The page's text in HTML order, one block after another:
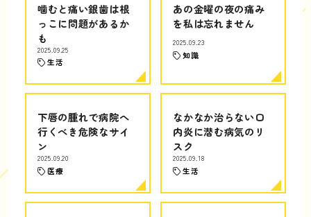
噛むと痛い銀歯は根
っこに問題があるか
も
2025.09.25
生活
あの金曜の夜の痛み
を私は忘れません
2025.09.23
知識
下唇の腫れで病院へ
行くべき危険なサイ
ン
2025.09.20
医療
なかなか治らない口
内炎に潜む病気のリ
スク
2025.09.18
生活